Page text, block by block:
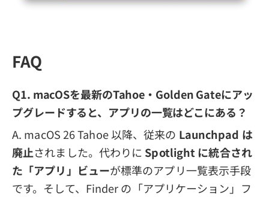
FAQ
Q1. macOSを最新のTahoe・Golden Gateにアッ
プグレードすると、アプリの一覧はどこにある？
A. macOS 26 Tahoe 以降、従来の Launchpad は
廃止されました。代わりに Spotlight に統合され
た「アプリ」ビューが標準のアプリ一覧表示手段
です。そして、Finder の「アプリケーション」フ